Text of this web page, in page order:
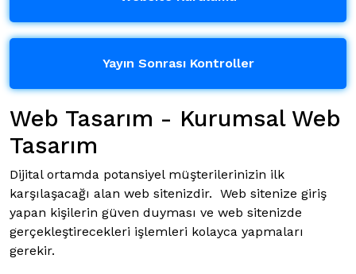
Yayın Sonrası Kontroller
Web Tasarım - Kurumsal Web
Tasarım
Dijital ortamda potansiyel müşterilerinizin ilk
karşılaşacağı alan web sitenizdir. Web sitenize giriş
yapan kişilerin güven duyması ve web sitenizde
gerçekleştirecekleri işlemleri kolayca yapmaları
gerekir.